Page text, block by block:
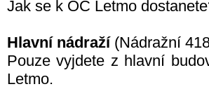
Jak se k OC Letmo
Hlavní nádraží(Nádražní
Pouze vyjdete z hlavní
Letmo.